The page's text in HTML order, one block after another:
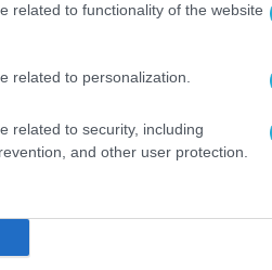
related to functionality of the website
related to personalization.
related to security, including
and other user protection.